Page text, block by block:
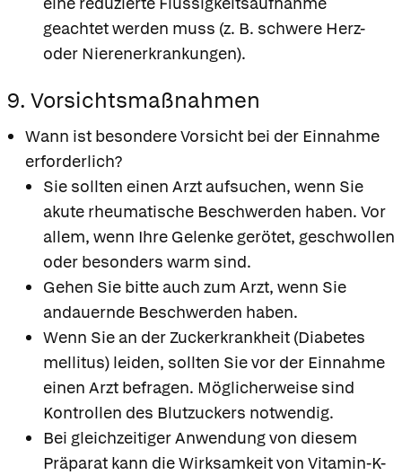
geachtet werden muss (z. B. schwere Herz-
oder Nierenerkrankungen).
9. Vorsichtsmaßnahmen
Wann ist besondere Vorsicht bei der Einnahme
erforderlich?
Sie sollten einen Arzt aufsuchen, wenn Sie
akute rheumatische Beschwerden haben. Vor
allem, wenn Ihre Gelenke gerötet, geschwollen
oder besonders warm sind.
Gehen Sie bitte auch zum Arzt, wenn Sie
andauernde Beschwerden haben.
Wenn Sie an der Zuckerkrankheit (Diabetes
mellitus) leiden, sollten Sie vor der Einnahme
einen Arzt befragen. Möglicherweise sind
Kontrollen des Blutzuckers notwendig.
Bei gleichzeitiger Anwendung von diesem
Präparat kann die Wirksamkeit von Vitamin-K-